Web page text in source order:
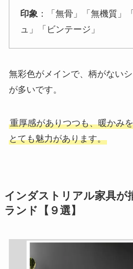
印象 ：「無骨」「無機質」
ュ」「ビンテージ」
無彩色がメインで、柄がない
が多いです。
重厚感がありつつも、暖かみ
とても魅力があります。
インダストリアル家具が
ランド【９選】